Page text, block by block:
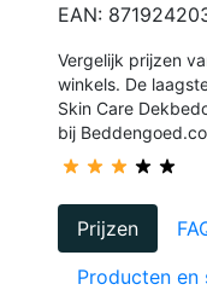
EAN:
Vergelijk prijzen
winkels. De
Skin Care
bij
Prijzen
Producten